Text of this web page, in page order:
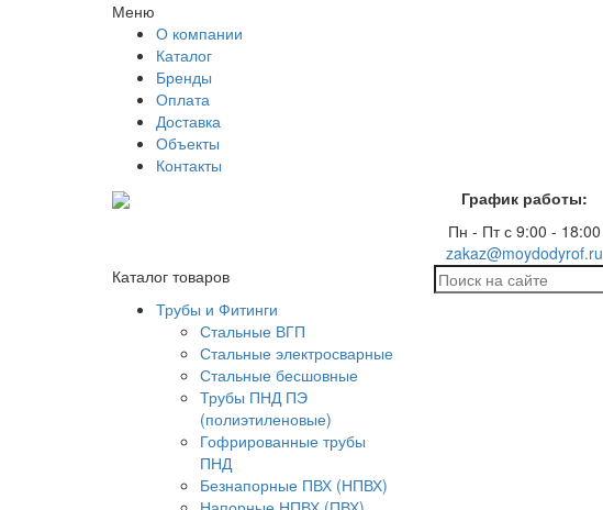
Меню
О компании
Каталог
Бренды
Оплата
Доставка
Объекты
Контакты
График работы:
Пн - Пт с 9:00 - 18:00
zakaz@moydodyrof.ru
Каталог товаров
Трубы и Фитинги
Стальные ВГП
Стальные электросварные
Стальные бесшовные
Трубы ПНД ПЭ
(полиэтиленовые)
Гофрированные трубы
ПНД
Безнапорные ПВХ (НПВХ)